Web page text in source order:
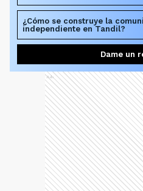
¿Cómo se construye la
independiente en Tandil?
Dame un
Ads